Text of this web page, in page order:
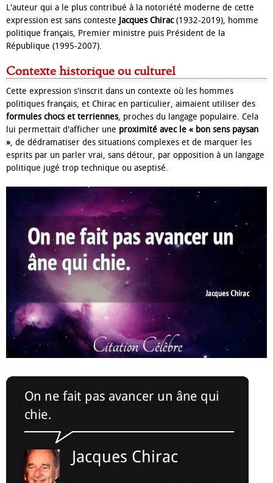
L'auteur qui a le plus contribué à la notoriété moderne de cette
expression est sans conteste Jacques Chirac(1932-2019), homme
politique français, Premier ministre puis Président de la
République (1995-2007).
Contexte historique ou culturel
Cette expression s'inscrit dans un contexte où les hommes
politiques français, et Chirac en particulier, aimaient utiliser des
formules chocs et terriennes, proches du langage populaire. Cela
lui permettait d'afficher une proximité avec le « bon sens paysan
», de dédramatiser des situations complexes et de marquer les
esprits par un parler vrai, sans détour, par opposition à un langage
politique jugé trop technique ou aseptisé.